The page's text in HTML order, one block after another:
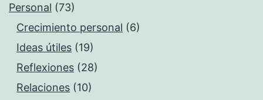
Personal (73)
Crecimiento personal (6)
Ideas útiles (19)
Reflexiones (28)
Relaciones (10)